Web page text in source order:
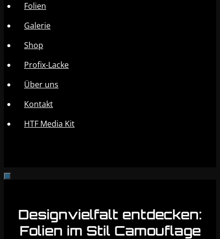
Folien
Galerie
Shop
Profix-Lacke
Über uns
Kontakt
HTF Media Kit
Designvielfalt entdecken:
Folien im Stil Camouflage